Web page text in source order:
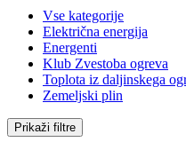
Vse kategorije
Električna energija
Energenti
Klub Zvestoba ogreva
Toplota iz daljinskega
Zemeljski plin
Prikaži filtre